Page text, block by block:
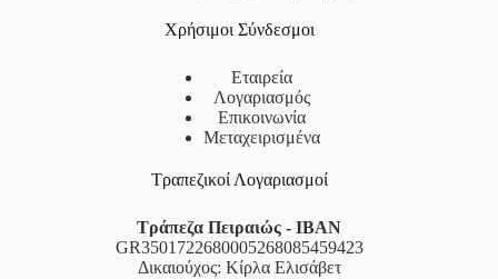
Χρήσιμοι Σύνδεσμοι
Εταιρεία
Λογαριασμός
Επικοινωνία
Μεταχειρισμένα
Τραπεζικοί Λογαριασμοί
Τράπεζα Πειραιώς - IBAN
GR3501722680005268085459423
Δικαιούχος: Κίρλα Ελισάβετ